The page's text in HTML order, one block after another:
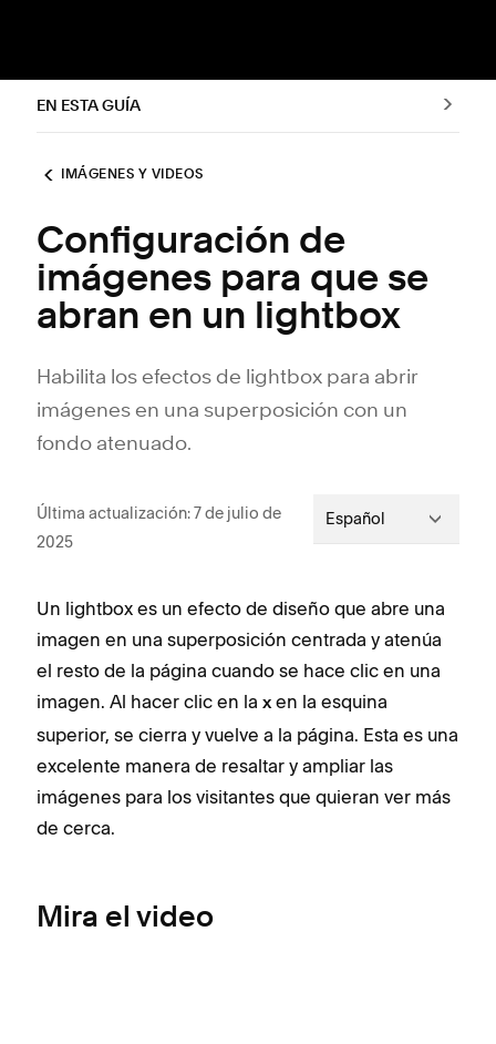
EN ESTA GUÍA
IMÁGENES Y VIDEOS
Configuración de
imágenes para que se
abran en un lightbox
Habilita los efectos de lightbox para abrir
imágenes en una superposición con un
fondo atenuado.
Última actualización: 7 de julio de
2025
Español
Un lightbox es un efecto de diseño que abre una
imagen en una superposición centrada y atenúa
el resto de la página cuando se hace clic en una
imagen. Al hacer clic en la x en la esquina
superior, se cierra y vuelve a la página. Esta es una
excelente manera de resaltar y ampliar las
imágenes para los visitantes que quieran ver más
de cerca.
Mira el video